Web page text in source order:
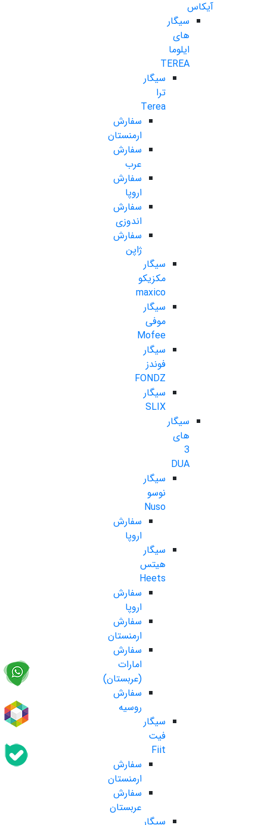
آیکاس
سیگار
های
ایلوما
TEREA
سیگار
ترا
Terea
سفارش
ارمنستان
سفارش
عرب
سفارش
اروپا
سفارش
اندوزی
سفارش
ژاپن
سیگار
مکزیکو
maxico
سیگار
موفی
Mofee
سیگار
فوندز
FONDZ
سیگار
SLIX
سیگار
های
3
DUA
سیگار
نوسو
Nuso
سفارش
اروپا
سیگار
هیتس
Heets
سفارش
اروپا
سفارش
ارمنستان
سفارش
امارات
(عربستان)
سفارش
روسیه
سیگار
فیت
Fiit
سفارش
ارمنستان
سفارش
عربستان
سیگار